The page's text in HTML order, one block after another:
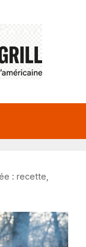
: recette,